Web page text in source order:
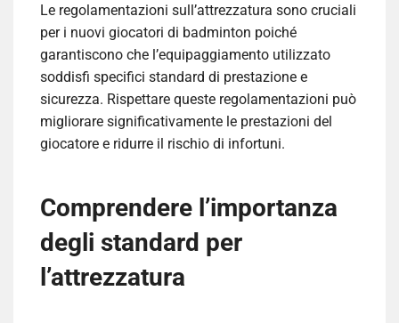
Le regolamentazioni sull’attrezzatura sono cruciali
per i nuovi giocatori di badminton poiché
garantiscono che l’equipaggiamento utilizzato
soddisfi specifici standard di prestazione e
sicurezza. Rispettare queste regolamentazioni può
migliorare significativamente le prestazioni del
giocatore e ridurre il rischio di infortuni.
Comprendere l’importanza
degli standard per
l’attrezzatura